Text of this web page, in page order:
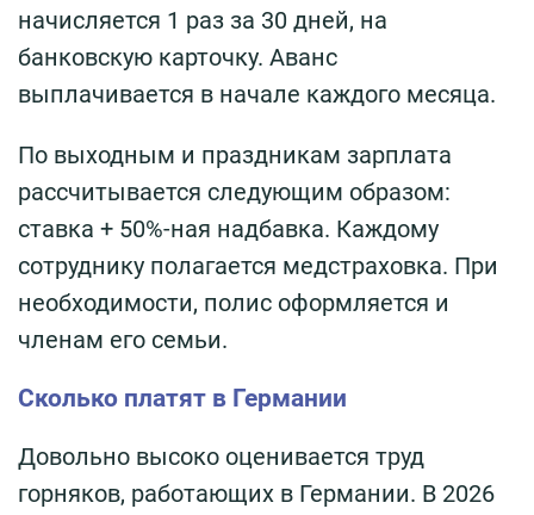
начисляется 1 раз за 30 дней, на
банковскую карточку. Аванс
выплачивается в начале каждого месяца.
По выходным и праздникам зарплата
рассчитывается следующим образом:
ставка + 50%-ная надбавка. Каждому
сотруднику полагается медстраховка. При
необходимости, полис оформляется и
членам его семьи.
Сколько платят в Германии
Довольно высоко оценивается труд
горняков, работающих в Германии. В 2026